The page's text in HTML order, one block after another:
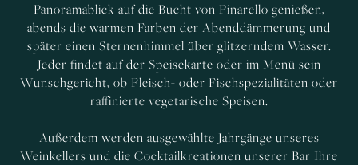
Panoramablick auf die Bucht von Pinarello genießen,
abends die warmen Farben der Abenddämmerung und
später einen Sternenhimmel über glitzerndem Wasser.
Jeder findet auf der Speisekarte oder im Menü sein
Wunschgericht, ob Fleisch- oder Fischspezialitäten oder
raffinierte vegetarische Speisen.
Außerdem werden ausgewählte Jahrgänge unseres
Weinkellers und die Cocktailkreationen unserer Bar Ihre